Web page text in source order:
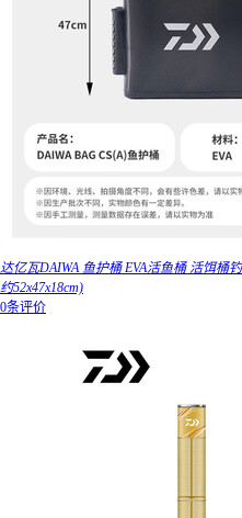
达亿瓦DAIWA 鱼护桶 EVA活鱼桶 活饵桶
约52x47x18cm)
0条评价